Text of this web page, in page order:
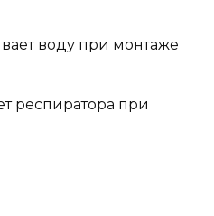
воду при монтаже
респиратора при